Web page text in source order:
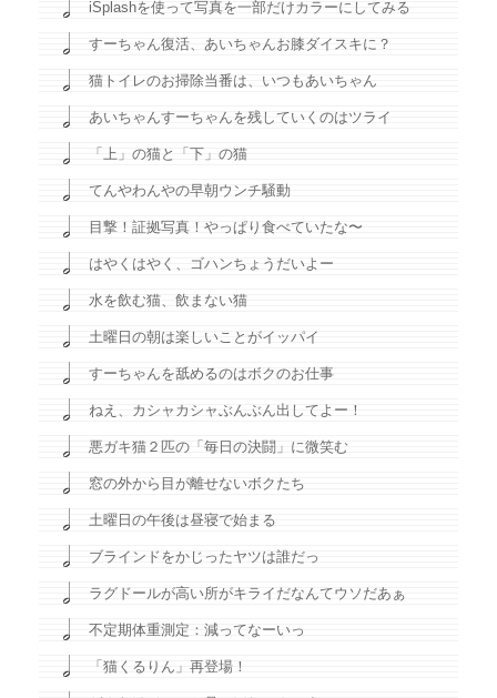
iSplashを使って写真を一部だけカラーにしてみる
すーちゃん復活、あいちゃんお膝ダイスキに？
猫トイレのお掃除当番は、いつもあいちゃん
あいちゃんすーちゃんを残していくのはツライ
「上」の猫と「下」の猫
てんやわんやの早朝ウンチ騒動
目撃！証拠写真！やっぱり食べていたな〜
はやくはやく、ゴハンちょうだいよー
水を飲む猫、飲まない猫
土曜日の朝は楽しいことがイッパイ
すーちゃんを舐めるのはボクのお仕事
ねえ、カシャカシャぶんぶん出してよー！
悪ガキ猫２匹の「毎日の決闘」に微笑む
窓の外から目が離せないボクたち
土曜日の午後は昼寝で始まる
ブラインドをかじったヤツは誰だっ
ラグドールが高い所がキライだなんてウソだあぁ
不定期体重測定：減ってなーいっ
「猫くるりん」再登場！